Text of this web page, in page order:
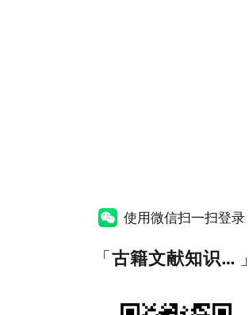
使用微信扫一扫登录
「 古籍文献知识图谱网 」